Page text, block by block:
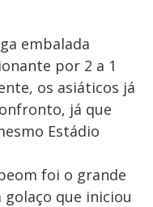
embalada
por 2 a 1
os asiáticos já
já que
Estádio
foi o grande
que iniciou